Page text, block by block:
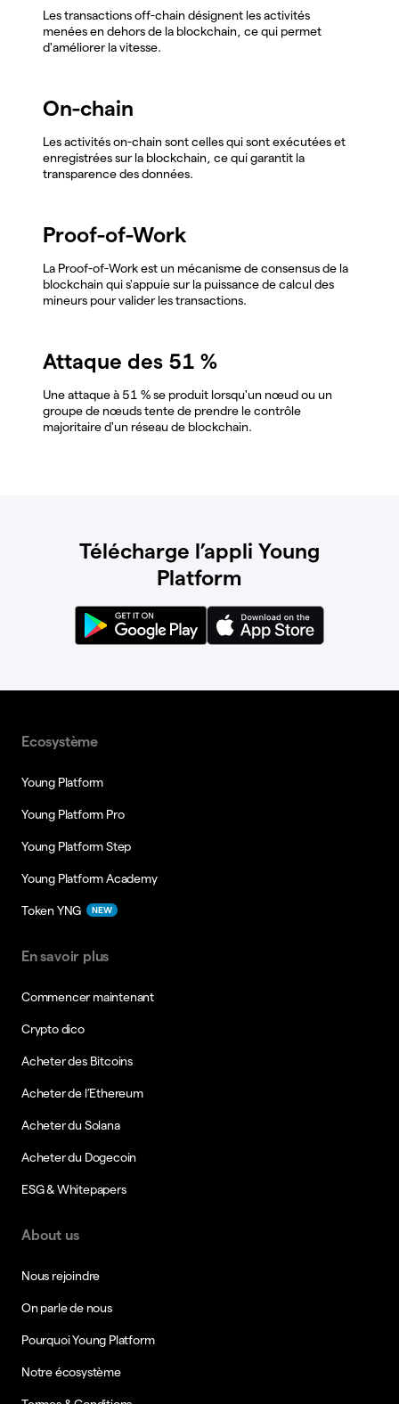
Les transactions off-chain désignent les activités
menées en dehors de la blockchain, ce qui permet
d'améliorer la vitesse.
On-chain
Les activités on-chain sont celles qui sont exécutées et
enregistrées sur la blockchain, ce qui garantit la
transparence des données.
Proof-of-Work
La Proof-of-Work est un mécanisme de consensus de la
blockchain qui s'appuie sur la puissance de calcul des
mineurs pour valider les transactions.
Attaque des 51 %
Une attaque à 51 % se produit lorsqu'un nœud ou un
groupe de nœuds tente de prendre le contrôle
majoritaire d'un réseau de blockchain.
Télécharge l’appli Young
Platform
Ecosystème
Young Platform
Young Platform Pro
Young Platform Step
Young Platform Academy
Token YNG NEW
En savoir plus
Commencer maintenant
Crypto dico
Acheter des Bitcoins
Acheter de l’Ethereum
Acheter du Solana
Acheter du Dogecoin
ESG & Whitepapers
About us
Nous rejoindre
On parle de nous
Pourquoi Young Platform
Notre écosystème